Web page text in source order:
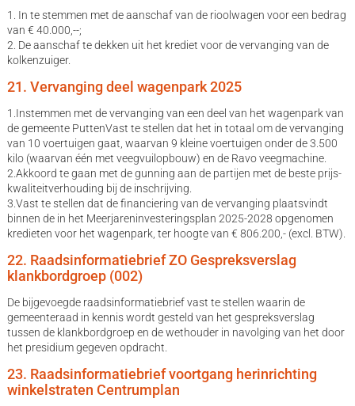
1. In te stemmen met de aanschaf van de rioolwagen voor een bedrag
van € 40.000,--;
2. De aanschaf te dekken uit het krediet voor de vervanging van de
kolkenzuiger.
21. Vervanging deel wagenpark 2025
1.Instemmen met de vervanging van een deel van het wagenpark van
de gemeente PuttenVast te stellen dat het in totaal om de vervanging
van 10 voertuigen gaat, waarvan 9 kleine voertuigen onder de 3.500
kilo (waarvan één met veegvuilopbouw) en de Ravo veegmachine.
2.Akkoord te gaan met de gunning aan de partijen met de beste prijs-
kwaliteitverhouding bij de inschrijving.
3.Vast te stellen dat de financiering van de vervanging plaatsvindt
binnen de in het Meerjareninvesteringsplan 2025-2028 opgenomen
kredieten voor het wagenpark, ter hoogte van € 806.200,- (excl. BTW).
22. Raadsinformatiebrief ZO Gespreksverslag
klankbordgroep (002)
De bijgevoegde raadsinformatiebrief vast te stellen waarin de
gemeenteraad in kennis wordt gesteld van het gespreksverslag
tussen de klankbordgroep en de wethouder in navolging van het door
het presidium gegeven opdracht.
23. Raadsinformatiebrief voortgang herinrichting
winkelstraten Centrumplan